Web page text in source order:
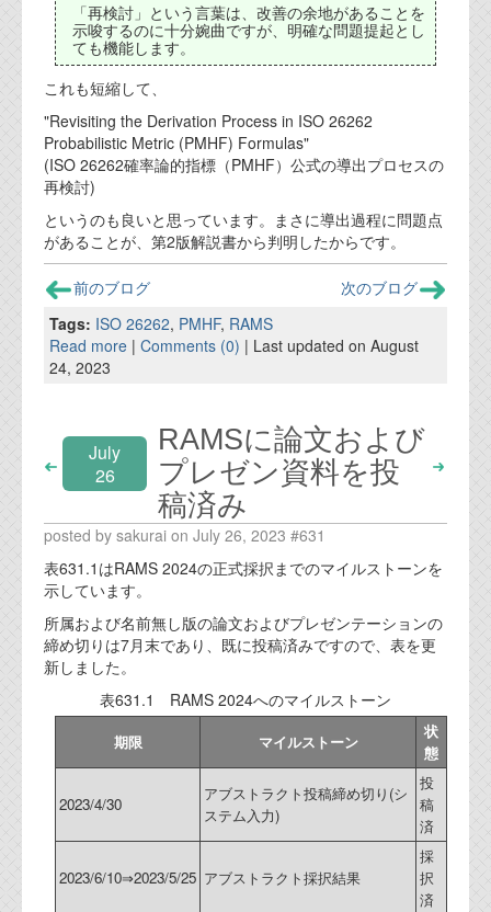
「再検討」という言葉は、改善の余地があることを
示唆するのに十分婉曲ですが、明確な問題提起とし
ても機能します。
これも短縮して、
"Revisiting the Derivation Process in ISO 26262
Probabilistic Metric (PMHF) Formulas"
(ISO 26262確率論的指標（PMHF）公式の導出プロセスの
再検討)
というのも良いと思っています。まさに導出過程に問題点
があることが、第2版解説書から判明したからです。
前のブログ
次のブログ
Tags: ISO 26262, PMHF, RAMS
Read more | Comments (0) | Last updated on August
24, 2023
July
26
RAMSに論文および
プレゼン資料を投
稿済み
posted by sakurai on July 26, 2023 #631
表631.1はRAMS 2024の正式採択までのマイルストーンを
示しています。
所属および名前無し版の論文およびプレゼンテーションの
締め切りは7月末であり、既に投稿済みですので、表を更
新しました。
表631.1 RAMS 2024へのマイルストーン
期限 マイルストーン
状
態
2023/4/30
アブストラクト投稿締め切り(シ
ステム入力)
投
稿
済
2023/6/10⇒2023/5/25 アブストラクト採択結果
採
択
済